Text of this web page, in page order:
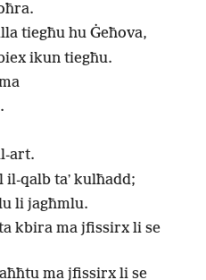
tiegħu hu Ġeħova,
ikun tiegħu.
art.
qalb taʼ kulħadd;
li jagħmlu.
kbira ma jfissirx li se
ma jfissirx li se